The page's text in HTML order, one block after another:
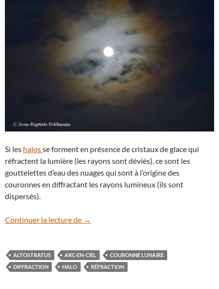
Si les halosse forment en présence de cristaux de glace qui
réfractent la lumière (les rayons sont déviés), ce sont les
gouttelettes d’eau des nuages qui sont à l’origine des
couronnes en diffractant les rayons lumineux (ils sont
dispersés).
Continuer la lecture de Quand la Pleine Lune met sa couronne
→
ALTOSTRATUS ARC-EN-CIEL
COURONNE LUNAIRE
DIFFRACTION
HALO RÉFRACTION